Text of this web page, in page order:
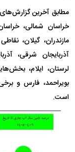
مطابق آخرین
خراسان شمالی،
مازندران، گیلان،
آذربایجان شرقی،
لرستان، ایلام،
بویراحمد، فارس و
است.